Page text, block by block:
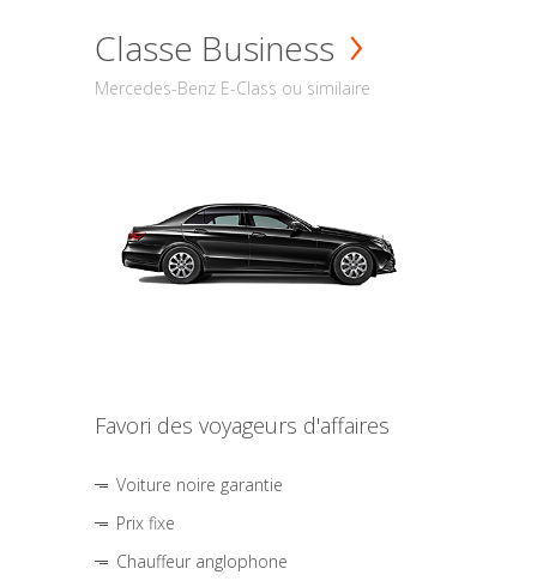
Classe Business
Mercedes-Benz E-Class ou similaire
Favori des voyageurs d'affaires
Voiture noire garantie
Prix fixe
Chauffeur anglophone